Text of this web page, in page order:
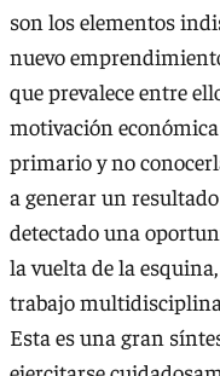
son los elementos
nuevo
que prevalece entre
motivación
primario y no
a generar un
detectado una
la vuelta de la
trabajo
Esta es una gran